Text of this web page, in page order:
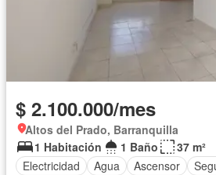
$ 2.100.000/mes
Altos del Prado, Barranquilla
1 Habitación
1 Baño
37 m²
Electricidad
Agua Ascensor